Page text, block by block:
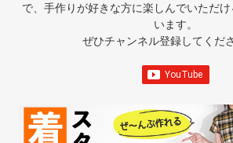
で、手作りが好きな方に楽しんでいただ
います。
ぜひチャンネル登録してくだ